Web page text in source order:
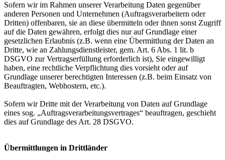
Sofern wir im Rahmen unserer Verarbeitung Daten gegenüber
anderen Personen und Unternehmen (Auftragsverarbeitern oder
Dritten) offenbaren, sie an diese übermitteln oder ihnen sonst Zugriff
auf die Daten gewähren, erfolgt dies nur auf Grundlage einer
gesetzlichen Erlaubnis (z.B. wenn eine Übermittlung der Daten an
Dritte, wie an Zahlungsdienstleister, gem. Art. 6 Abs. 1 lit. b
DSGVO zur Vertragserfüllung erforderlich ist), Sie eingewilligt
haben, eine rechtliche Verpflichtung dies vorsieht oder auf
Grundlage unserer berechtigten Interessen (z.B. beim Einsatz von
Beauftragten, Webhostern, etc.).
Sofern wir Dritte mit der Verarbeitung von Daten auf Grundlage
eines sog. „Auftragsverarbeitungsvertrages“ beauftragen, geschieht
dies auf Grundlage des Art. 28 DSGVO.
Übermittlungen in Drittländer